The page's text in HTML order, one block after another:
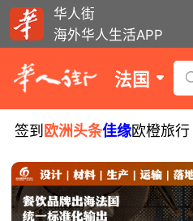
华人街
海外华人生活APP
法国
签到 欧洲头条佳缘欧橙旅行